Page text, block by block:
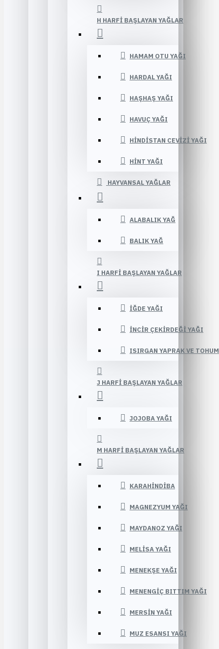
H HARFI BAŞLAYAN YAĞLAR
HAMAM OTU YAĞI
HARDAL YAĞI
HAŞHAŞ YAĞI
HAVUÇ YAĞI
HINDISTAN CEVIZI YAĞI
HINT YAĞI
HAYVANSAL YAĞLAR
ALABALIK YAĞ
BALIK YAĞ
I HARFI BAŞLAYAN YAĞLAR
İĞDE YAĞI
İNCIR ÇEKIRDEĞI YAĞI
ISIRGAN YAPRAK VE
J HARFI BAŞLAYAN YAĞLAR
JOJOBA YAĞI
M HARFI BAŞLAYAN YAĞLAR
KARAHINDIBA
MAGNEZYUM YAĞI
MAYDANOZ YAĞI
MELISA YAĞI
MENEKŞE YAĞI
MENENGIÇ BITTIM YAĞI
MERSIN YAĞI
MUZ ESANSI YAĞI